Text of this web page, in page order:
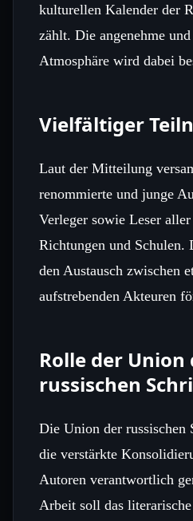
kulturellen Kalender der
zählt. Die angenehme
Atmosphäre wird dabei
Vielfältiger
Laut der Mitteilung
renommierte und junge
Verleger sowie Leser
Richtungen und Schulen.
den Austausch zwischen
aufstrebenden Akteuren
Rolle der Union
russischen
Die Union der
die verstärkte
Autoren verantwortlich
Arbeit soll das